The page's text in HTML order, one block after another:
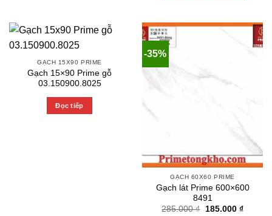
GẠCH 15X90 PRIME
Gạch 15×90 Prime gỗ
03.150900.8025
Đọc tiếp
-35%
GẠCH 60X60 PRIME
Gạch lát Prime 600×600
8491
285.000₫
Original
185.000 ₫Current